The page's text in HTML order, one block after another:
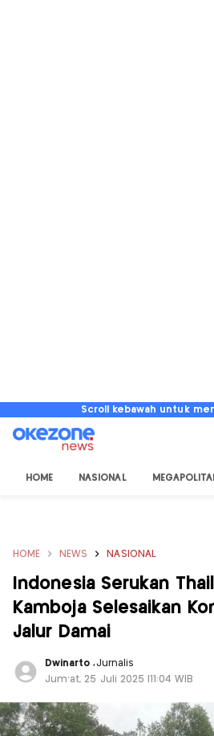
Scroll kebawah untuk
HOME NASIONAL
HOME NEWS NASIONAL
Indonesia Serukan
Kamboja Selesaikan
Jalur Damai
Dwinarto,Jurnalis
Jum'at, 25 Juli 2025 |11:04 WIB